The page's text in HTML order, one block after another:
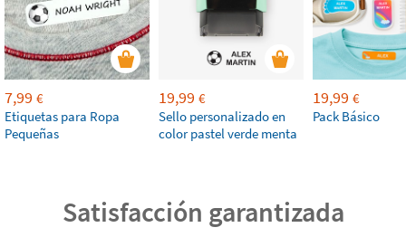
7,99 €
Etiquetas para Ropa
Pequeñas
19,99 €
Sello personalizado en
color pastel verde menta
19,99 €
Pack Básico
Satisfacción garantizada